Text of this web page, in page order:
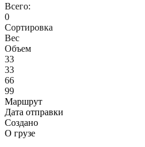
Всего:
0
Сортировка
Вес
Объем
33
33
66
99
Маршрут
Дата отправки
Создано
О грузе